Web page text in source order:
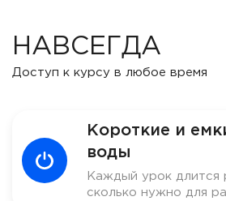
НАВСЕГДА
Доступ к курсу в любое время
Короткие и
воды
Каждый урок длится
сколько нужно для